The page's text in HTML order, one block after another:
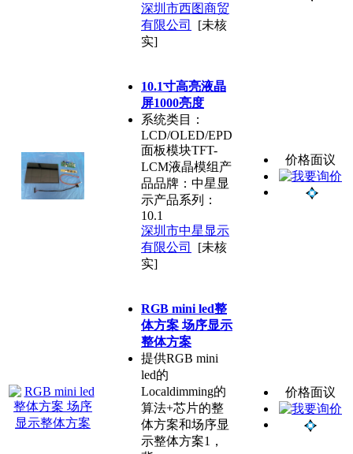
深圳市西图商贸
有限公司
[未核
实]
10.1寸高亮液晶
屏1000亮度
系统类目：
LCD/OLED/EPD
面板模块TFT-
LCM液晶模组产
品品牌：中星显
示产品系列：
10.1
深圳市中星显示
有限公司
[未核
实]
价格面议
RGB mini led整
体方案 场序显示
整体方案
提供RGB mini
led的
Localdimming的
算法+芯片的整
体方案和场序显
示整体方案1，
价格面议